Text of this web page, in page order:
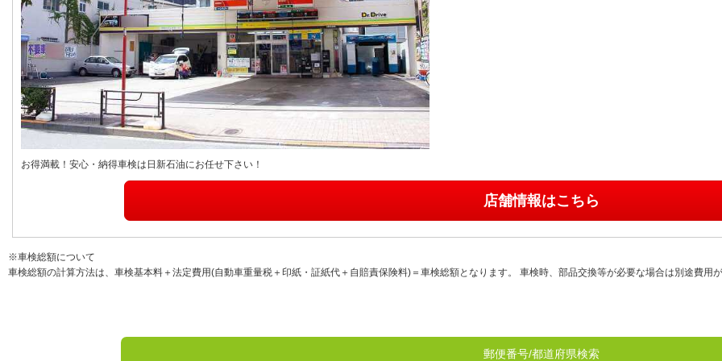
お得満載！安心・納得車検は日新石油にお任せ下さい！
店舗情報はこちら
※車検総額について
車検総額の計算方法は、車検基本料＋法定費用(自動車重量税＋印紙・証紙代＋自賠責保険料)＝車検総額となります。 車検時、部品交換等が必要な場合は別途費用が
郵便番号/都道府県検索